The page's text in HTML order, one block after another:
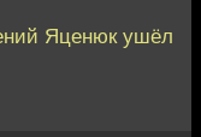
Яценюк ушёл